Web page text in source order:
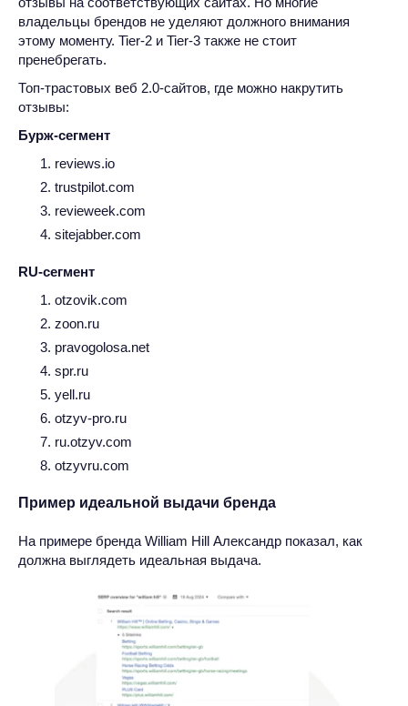
владельцы брендов не уделяют должного внимания
этому моменту. Tier-2 и Tier-3 также не стоит
пренебрегать.
Топ-трастовых веб 2.0-сайтов, где можно накрутить
отзывы:
Бурж-сегмент
reviews.io
trustpilot.com
revieweek.com
sitejabber.com
RU-сегмент
otzovik.com
zoon.ru
pravogolosa.net
spr.ru
yell.ru
otzyv-pro.ru
ru.otzyv.com
otzyvru.com
Пример идеальной выдачи бренда
На примере бренда William Hill Александр показал, как
должна выглядеть идеальная выдача.